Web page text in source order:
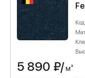
5 890 ₽/м²